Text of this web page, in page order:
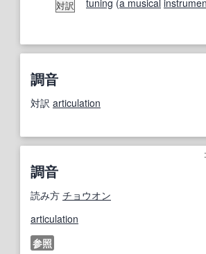
対訳
調音
対訳 articulation
調音
読み方 チョウオン
articulation
参照